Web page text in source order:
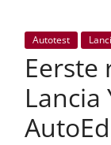
Italiaans
autonieuws
lifestyle
Autotest
Eerste
Lancia